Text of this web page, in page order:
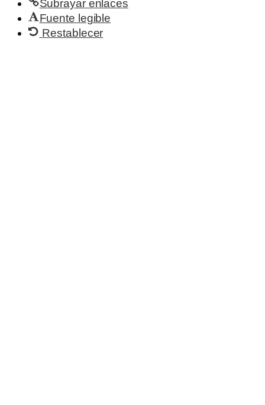
Subrayar enlaces
Fuente legible
Restablecer